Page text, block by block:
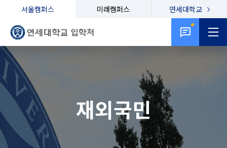
서울캠퍼스 미래캠퍼스 연세대학교
재외국민